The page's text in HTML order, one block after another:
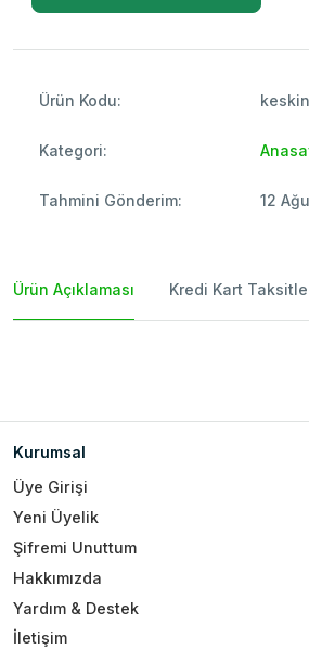
Ürün Kodu:
Kategori:
Tahmini Gönderim: 12
Ürün Açıklaması Kredi Kart
Kurumsal
Üye Girişi
Yeni Üyelik
Şifremi Unuttum
Hakkımızda
Yardım & Destek
İletişim